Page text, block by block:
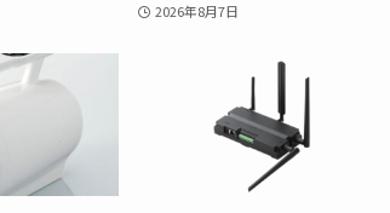
2026年8月7日